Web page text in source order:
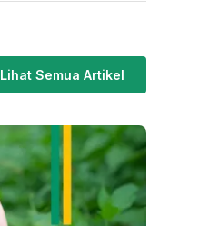
Lihat Semua Artikel